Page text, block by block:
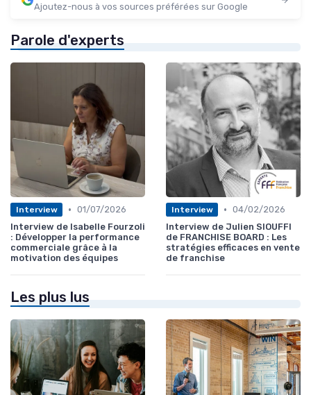
Ajoutez-nous à vos sources préférées sur Google
Parole d'experts
Interview • 01/07/2026
Interview de Isabelle Fourzoli
: Développer la performance
commerciale grâce à la
motivation des équipes
Interview • 04/02/2026
Interview de Julien SIOUFFI
de FRANCHISE BOARD : Les
stratégies efficaces en vente
de franchise
Les plus lus